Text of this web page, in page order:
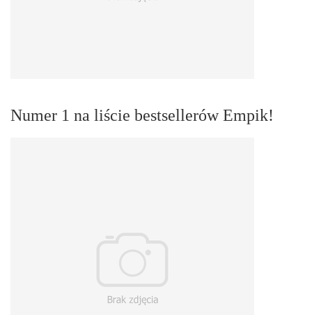
Numer 1 na liście bestsellerów Empik!